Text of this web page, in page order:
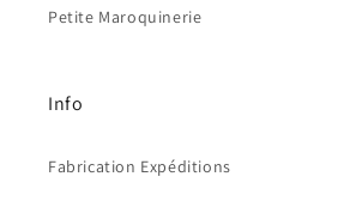
Petite Maroquinerie
Info
Fabrication Expéditions